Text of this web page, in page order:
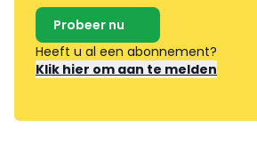
Probeer nu
Heeft u al een abonnement?
Klik hier om aan te melden